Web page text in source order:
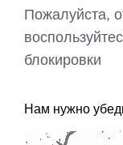
Пожалуйста,
блокировки
Нам нужно